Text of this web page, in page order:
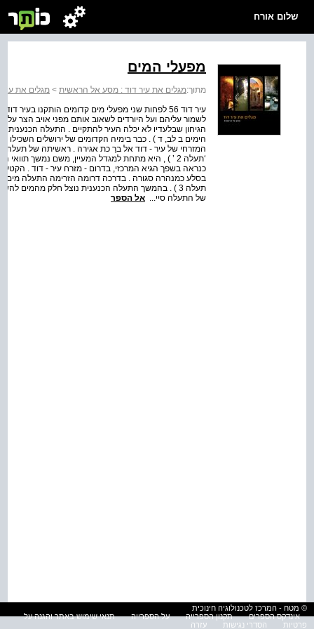
שלום אורח
מפעלי המים
מתוך:מגלים את עיר דוד : מסע אל הראשית > מגלים את
עיר דוד 56 לפחות שני מפעלי מים קדומים הותקנו
לשמור עליהם ועל היורדים לשאוב אותם מפני אויב הצר על
הימים ב לב, ד ) . כבר בימיה הקדומים של ירושלים השכילו
המזרחי של עיר - דוד אל ברֵ כת אגירה . ראשיתה של תעלה
כנראה בשפך הגיא המרכזי, בדרום - מזרח עיר - דוד .
בסלע כמנהרה סגורה . בדרכה דרומה הזרימה התעלה מים
תעלה 3 ) . בהמשך התעלה הכנענית נוצל חלק מהמים
של התעלה סיי... אל הספר
© מטח - המרכז לטכנולוגיה חינוכית
אינדקס הספרים
תקנון הספרייה על הספרייה
תנאי שימוש באתר והגנה על
פרטיות
הסדרי נגישות עזרה